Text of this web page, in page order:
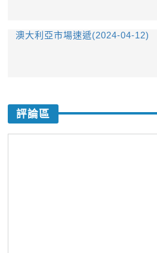
澳大利亞市場速遞(2024-04-12)
評論區